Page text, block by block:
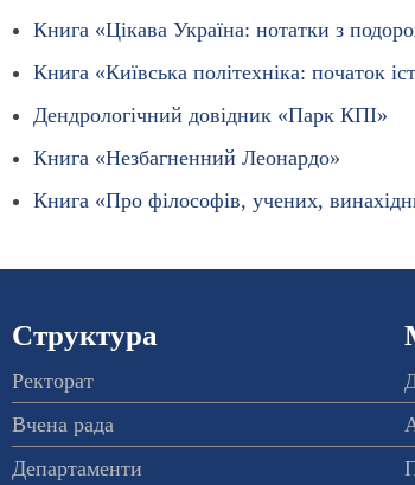
Книга «Цікава Україна: нотатки з
Книга «Київська політехніка: початок
Дендрологічний довідник «Парк КПІ»
Книга «Незбагненний Леонардо»
Книга «Про філософів, учених,
Структура
Ректорат
Вчена рада
Департаменти